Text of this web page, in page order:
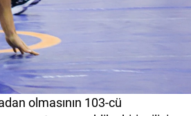
olmasının 103-cü